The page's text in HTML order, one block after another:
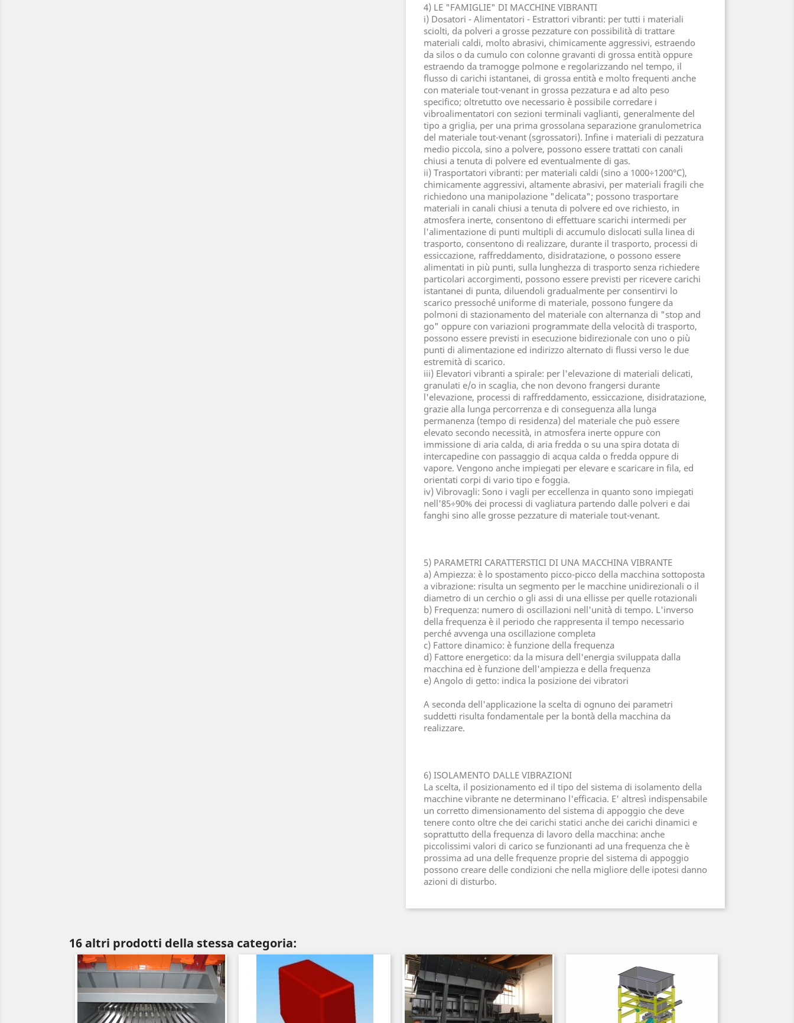
4) LE "FAMIGLIE" DI MACCHINE VIBRANTI
i) Dosatori - Alimentatori - Estrattori vibranti: per tutti i materiali
sciolti, da polveri a grosse pezzature con possibilità di trattare
materiali caldi, molto abrasivi, chimicamente aggressivi, estraendo
da silos o da cumulo con colonne gravanti di grossa entità oppure
estraendo da tramogge polmone e regolarizzando nel tempo, il
flusso di carichi istantanei, di grossa entità e molto frequenti anche
con materiale tout-venant in grossa pezzatura e ad alto peso
specifico; oltretutto ove necessario è possibile corredare i
vibroalimentatori con sezioni terminali vaglianti, generalmente del
tipo a griglia, per una prima grossolana separazione granulometrica
del materiale tout-venant (sgrossatori). Infine i materiali di pezzatura
medio piccola, sino a polvere, possono essere trattati con canali
chiusi a tenuta di polvere ed eventualmente di gas.
ii) Trasportatori vibranti: per materiali caldi (sino a 1000÷1200°C),
chimicamente aggressivi, altamente abrasivi, per materiali fragili che
richiedono una manipolazione "delicata"; possono trasportare
materiali in canali chiusi a tenuta di polvere ed ove richiesto, in
atmosfera inerte, consentono di effettuare scarichi intermedi per
l'alimentazione di punti multipli di accumulo dislocati sulla linea di
trasporto, consentono di realizzare, durante il trasporto, processi di
essiccazione, raffreddamento, disidratazione, o possono essere
alimentati in più punti, sulla lunghezza di trasporto senza richiedere
particolari accorgimenti, possono essere previsti per ricevere carichi
istantanei di punta, diluendoli gradualmente per consentirvi lo
scarico pressoché uniforme di materiale, possono fungere da
polmoni di stazionamento del materiale con alternanza di "stop and
go" oppure con variazioni programmate della velocità di trasporto,
possono essere previsti in esecuzione bidirezionale con uno o più
punti di alimentazione ed indirizzo alternato di flussi verso le due
estremità di scarico.
iii) Elevatori vibranti a spirale: per l'elevazione di materiali delicati,
granulati e/o in scaglia, che non devono frangersi durante
l'elevazione, processi di raffreddamento, essiccazione, disidratazione,
grazie alla lunga percorrenza e di conseguenza alla lunga
permanenza (tempo di residenza) del materiale che può essere
elevato secondo necessità, in atmosfera inerte oppure con
immissione di aria calda, di aria fredda o su una spira dotata di
intercapedine con passaggio di acqua calda o fredda oppure di
vapore. Vengono anche impiegati per elevare e scaricare in fila, ed
orientati corpi di vario tipo e foggia.
iv) Vibrovagli: Sono i vagli per eccellenza in quanto sono impiegati
nell'85÷90% dei processi di vagliatura partendo dalle polveri e dai
fanghi sino alle grosse pezzature di materiale tout-venant.
5) PARAMETRI CARATTERSTICI DI UNA MACCHINA VIBRANTE
a) Ampiezza: è lo spostamento picco-picco della macchina sottoposta
a vibrazione: risulta un segmento per le macchine unidirezionali o il
diametro di un cerchio o gli assi di una ellisse per quelle rotazionali
b) Frequenza: numero di oscillazioni nell'unità di tempo. L'inverso
della frequenza è il periodo che rappresenta il tempo necessario
perché avvenga una oscillazione completa
c) Fattore dinamico: è funzione della frequenza
d) Fattore energetico: da la misura dell'energia sviluppata dalla
macchina ed è funzione dell'ampiezza e della frequenza
e) Angolo di getto: indica la posizione dei vibratori
A seconda dell'applicazione la scelta di ognuno dei parametri
suddetti risulta fondamentale per la bontà della macchina da
realizzare.
6) ISOLAMENTO DALLE VIBRAZIONI
La scelta, il posizionamento ed il tipo del sistema di isolamento della
macchine vibrante ne determinano l'efficacia. E' altresì indispensabile
un corretto dimensionamento del sistema di appoggio che deve
tenere conto oltre che dei carichi statici anche dei carichi dinamici e
soprattutto della frequenza di lavoro della macchina: anche
piccolissimi valori di carico se funzionanti ad una frequenza che è
prossima ad una delle frequenze proprie del sistema di appoggio
possono creare delle condizioni che nella migliore delle ipotesi danno
azioni di disturbo.
16 altri prodotti della stessa categoria: